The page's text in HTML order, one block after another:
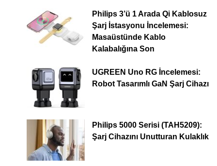
Philips 3’ü 1 Arada Qi Kablosuz
Şarj İstasyonu İncelemesi:
Masaüstünde Kablo
Kalabalığına Son
UGREEN Uno RG İncelemesi:
Robot Tasarımlı GaN Şarj Cihazı
Philips 5000 Serisi (TAH5209):
Şarj Cihazını Unutturan Kulaklık